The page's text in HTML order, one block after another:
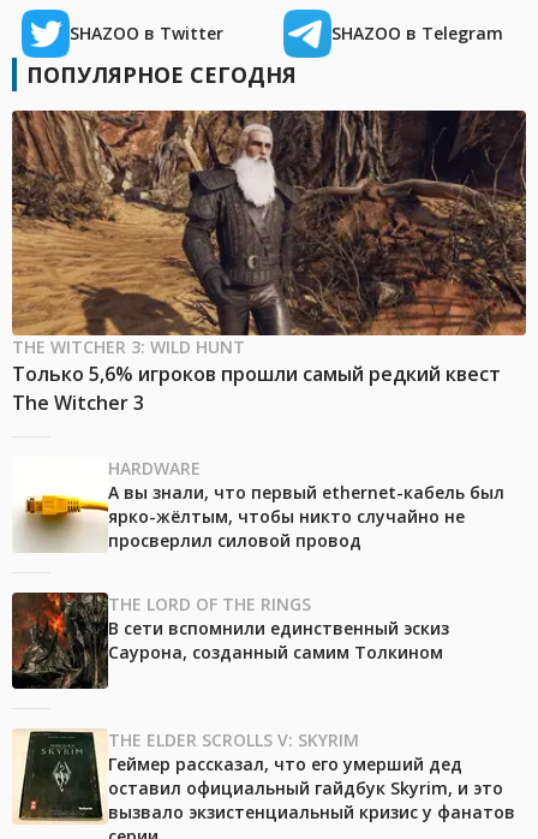
SHAZOO в Twitter SHAZOO в Telegram
ПОПУЛЯРНОЕ СЕГОДНЯ
THE WITCHER 3: WILD HUNT
Только 5,6% игроков прошли самый редкий квест
The Witcher 3
HARDWARE
А вы знали, что первый ethernet-кабель был
ярко-жёлтым, чтобы никто случайно не
просверлил силовой провод
THE LORD OF THE RINGS
В сети вспомнили единственный эскиз
Саурона, созданный самим Толкином
THE ELDER SCROLLS V: SKYRIM
Геймер рассказал, что его умерший дед
оставил официальный гайдбук Skyrim, и это
вызвало экзистенциальный кризис у фанатов